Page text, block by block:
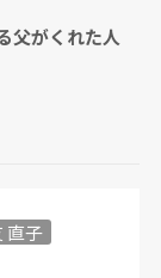
父がくれた人
直子